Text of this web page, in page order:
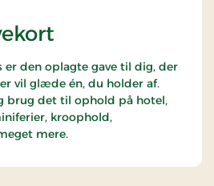
er den oplagte gave til dig, der
vil glæde én, du holder af.
brug det til ophold på hotel,
kroophold,
mere.